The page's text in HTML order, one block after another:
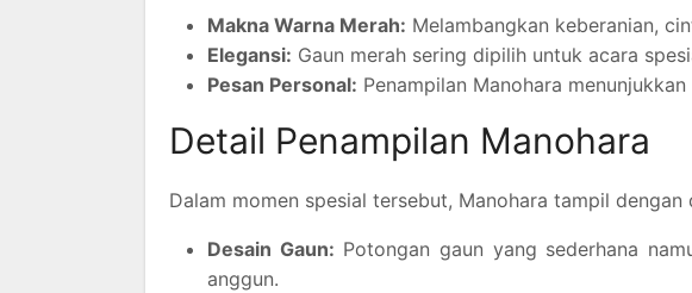
Makna Warna Merah: Melambangkan keberanian,
Elegansi: Gaun merah sering dipilih untuk acara
Pesan Personal: Penampilan Manohara
Detail Penampilan Manohara
Dalam momen spesial tersebut, Manohara tampil
Desain Gaun: Potongan gaun yang sederhana
anggun.